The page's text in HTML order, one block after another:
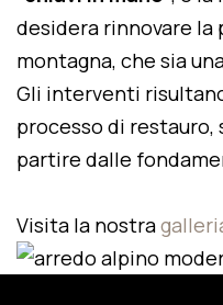
desidera rinnovare
montagna, che sia
Gli interventi
processo di restauro,
partire dalle
Visita la nostra